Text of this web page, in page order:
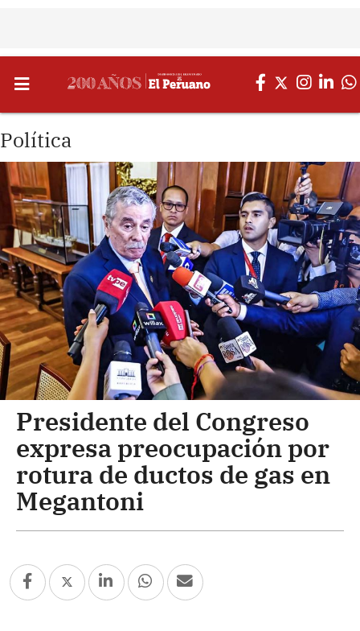
Política
Presidente del Congreso
expresa preocupación por
rotura de ductos de gas en
Megantoni